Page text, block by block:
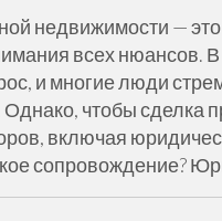
недвижимости —
всех нюансов.
и многие люди
Однако, чтобы
включая
сопровождение?